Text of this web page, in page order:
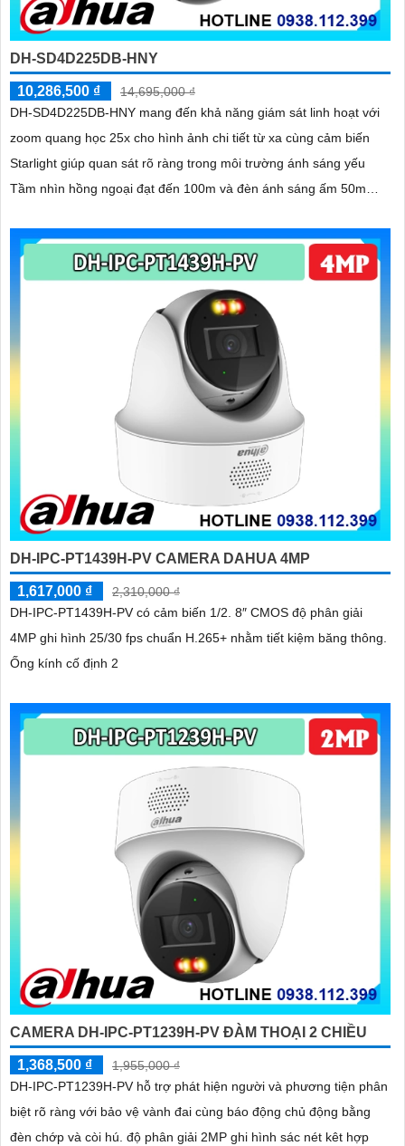
DH-SD4D225DB-HNY
10,286,500 ₫
14,695,000 ₫
DH-SD4D225DB-HNY mang đến khả năng giám sát linh hoạt với
zoom quang học 25x cho hình ảnh chi tiết từ xa cùng cảm biến
Starlight giúp quan sát rõ ràng trong môi trường ánh sáng yếu
Tầm nhìn hồng ngoại đạt đến 100m và đèn ánh sáng ấm 50m
IP67 cùng tốc độ khung hình 30fps@1080p ổn định
DH-IPC-PT1439H-PV CAMERA DAHUA 4MP
1,617,000 ₫
2,310,000 ₫
DH-IPC-PT1439H-PV có cảm biến 1/2. 8″ CMOS độ phân giải
4MP ghi hình 25/30 fps chuẩn H.265+ nhằm tiết kiệm băng thông.
Ống kính cố định 2
CAMERA DH-IPC-PT1239H-PV ĐÀM THOẠI 2 CHIỀU
1,368,500 ₫
1,955,000 ₫
DH-IPC-PT1239H-PV hỗ trợ phát hiện người và phương tiện phân
biệt rõ ràng với bảo vệ vành đai cùng báo động chủ động bằng
đèn chớp và còi hú. độ phân giải 2MP ghi hình sác nét kêt hợp